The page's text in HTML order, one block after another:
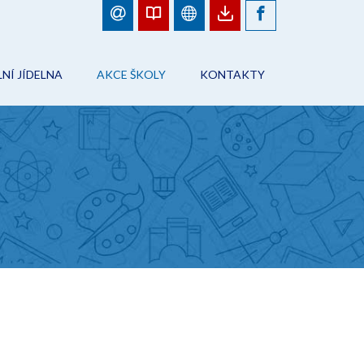
JÍDELNA
JÍDEL
ŠKOLNÍHO STRAVOVÁNÍ
AKCE ŠKOLY
FOTOGALERIE
PLÁN AKCÍ
AKCE ŠKOLY
KONTAKTY
ŠKOLA
PRACOVNÍCI ŠKOLY
ŠKOLNÍ JÍDELNA
ŠKOLNÍ DRUŽINA